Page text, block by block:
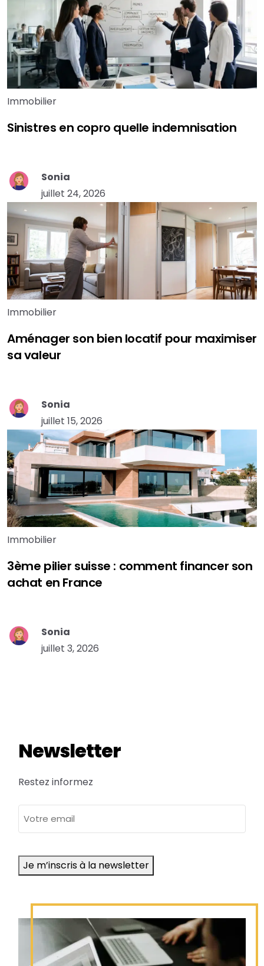
Immobilier
Sinistres en copro quelle indemnisation
Sonia
juillet 24, 2026
Immobilier
Aménager son bien locatif pour maximiser
sa valeur
Sonia
juillet 15, 2026
Immobilier
3ème pilier suisse : comment financer son
achat en France
Sonia
juillet 3, 2026
Newsletter
Restez informez
e-
Je m’inscris à la newsletter